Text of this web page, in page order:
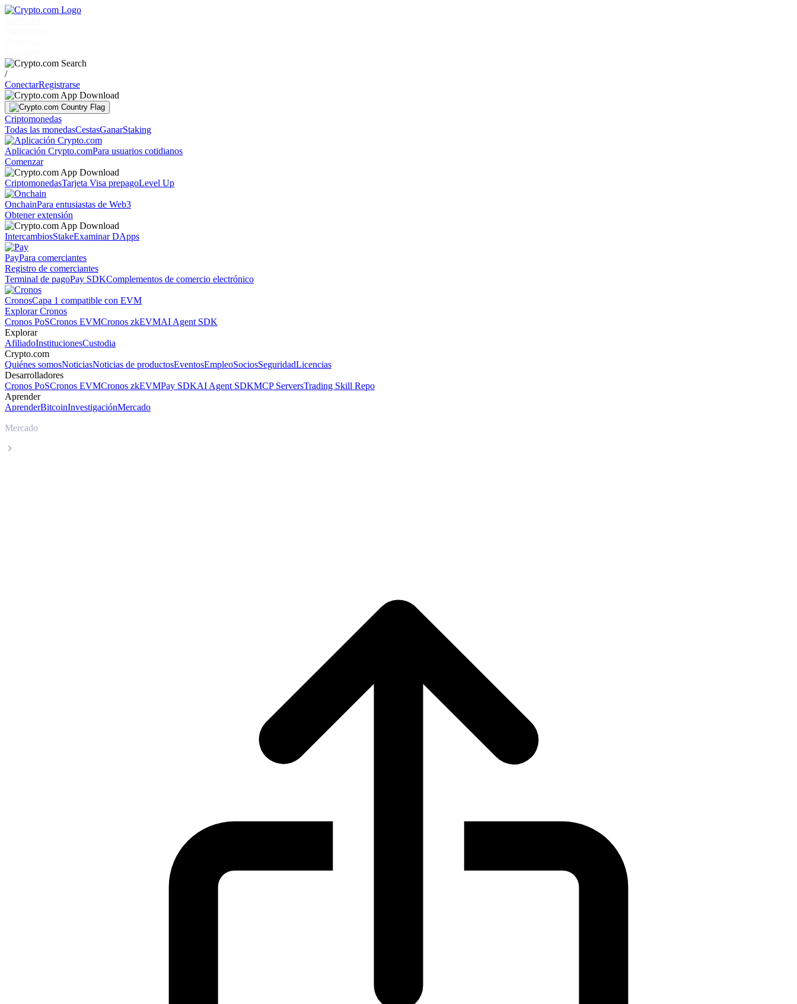
/
ConectarRegistrarse
Criptomonedas
Todas las monedasCestasGanarStaking
Aplicación Crypto.comPara usuarios cotidianos
Comenzar
CriptomonedasTarjeta Visa prepagoLevel Up
OnchainPara entusiastas de Web3
Obtener extensión
IntercambiosStakeExaminar DApps
PayPara comerciantes
Registro de comerciantes
Terminal de pagoPay SDKComplementos de comercio electrónico
CronosCapa 1 compatible con EVM
Explorar Cronos
Cronos PoSCronos EVMCronos zkEVMAI Agent SDK
Explorar
AfiliadoInstitucionesCustodia
Crypto.com
Quiénes somosNoticiasNoticias de productosEventosEmpleoSociosSeguridadLicencias
Desarrolladores
Cronos PoSCronos EVMCronos zkEVMPay SDKAI Agent SDKMCP ServersTrading Skill Repo
Aprender
AprenderBitcoinInvestigaciónMercado
Mercado